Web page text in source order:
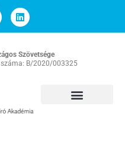
Szövetsége
B/2020/003325